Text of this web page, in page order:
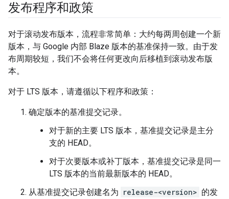
发布程序和政策
对于滚动发布版本，流程非常简单：大约每两周创建一个新
版本，与 Google 内部 Blaze 版本的基准保持一致。由于发
布周期较短，我们不会将任何更改向后移植到滚动发布版
本。
对于 LTS 版本，请遵循以下程序和政策：
确定版本的基准提交记录。
对于新的主要 LTS 版本，基准提交记录是主分
支的 HEAD。
对于次要版本或补丁版本，基准提交记录是同一
LTS 版本的当前最新版本的 HEAD。
从基准提交记录创建名为 release-<version> 的发